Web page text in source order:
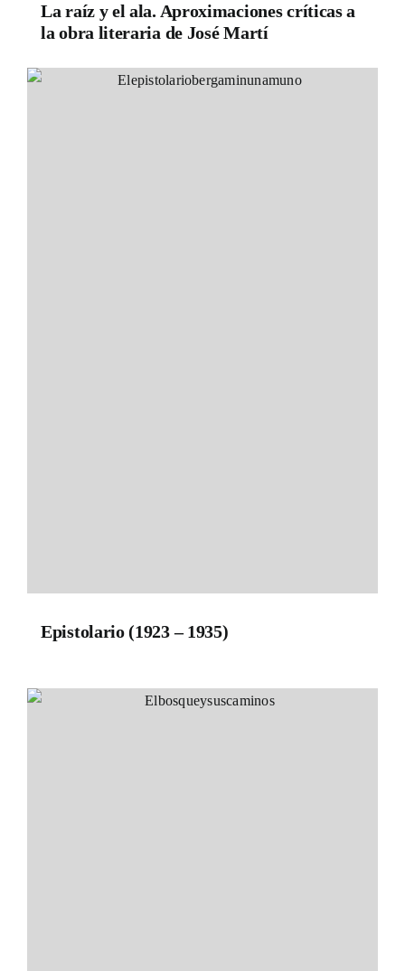
La raíz y el ala. Aproximaciones críticas a
la obra literaria de José Martí
Epistolario (1923 – 1935)